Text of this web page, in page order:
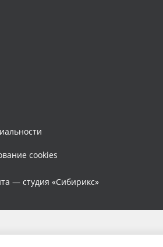
cookies
— студия «Сибирикс»